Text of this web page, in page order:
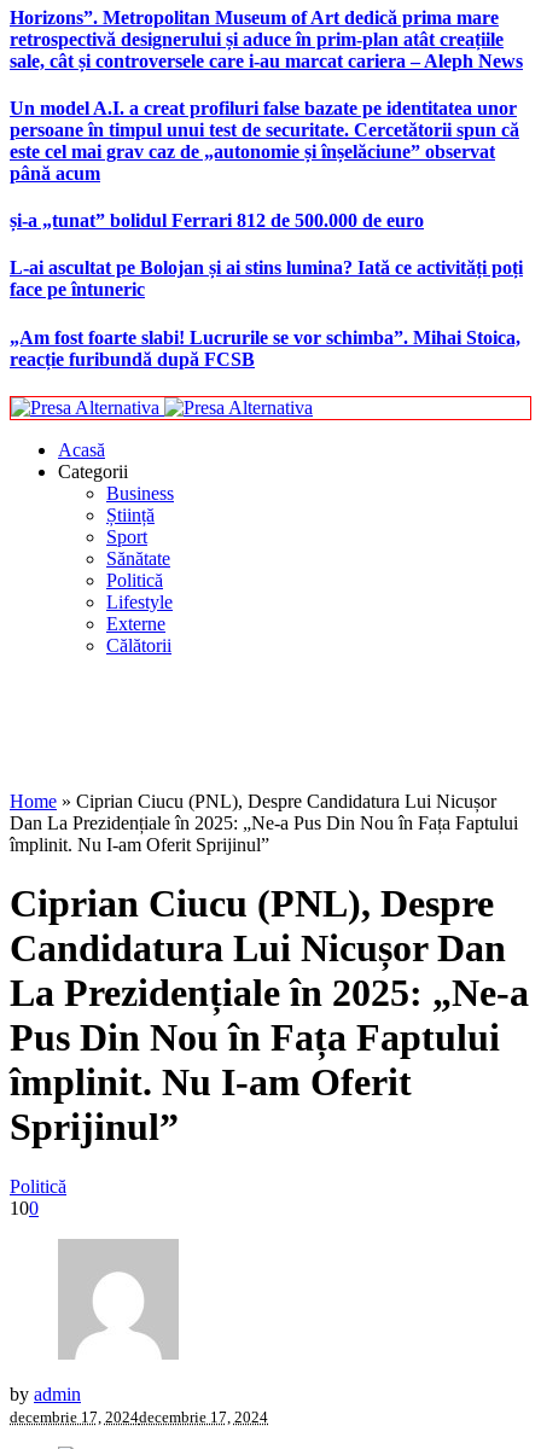
Horizons”. Metropolitan Museum of Art dedică prima mare
retrospectivă designerului și aduce în prim-plan atât creațiile
sale, cât și controversele care i-au marcat cariera – Aleph News
Un model A.I. a creat profiluri false bazate pe identitatea unor
persoane în timpul unui test de securitate. Cercetătorii spun că
este cel mai grav caz de „autonomie și înșelăciune” observat
până acum
și-a „tunat” bolidul Ferrari 812 de 500.000 de euro
L-ai ascultat pe Bolojan și ai stins lumina? Iată ce activități poți
face pe întuneric
„Am fost foarte slabi! Lucrurile se vor schimba”. Mihai Stoica,
reacție furibundă după FCSB
Acasă
Categorii
Business
Știință
Sport
Sănătate
Politică
Lifestyle
Externe
Călătorii
Home » Ciprian Ciucu (PNL), Despre Candidatura Lui Nicușor
Dan La Prezidențiale în 2025: „Ne-a Pus Din Nou în Fața Faptului
împlinit. Nu I-am Oferit Sprijinul”
Ciprian Ciucu (PNL), Despre
Candidatura Lui Nicușor Dan
La Prezidențiale în 2025: „Ne-a
Pus Din Nou în Fața Faptului
împlinit. Nu I-am Oferit
Sprijinul”
Politică
100
by admin
decembrie 17, 2024decembrie 17, 2024